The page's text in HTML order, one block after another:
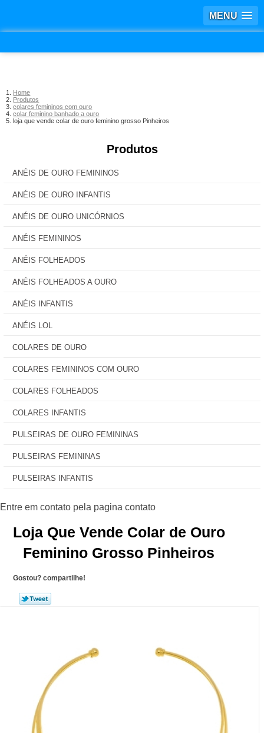
MENU
Home
Produtos
colares femininos com ouro
colar feminino banhado a ouro
loja que vende colar de ouro feminino grosso Pinheiros
Produtos
ANÉIS DE OURO FEMININOS
ANÉIS DE OURO INFANTIS
ANÉIS DE OURO UNICÓRNIOS
ANÉIS FEMININOS
ANÉIS FOLHEADOS
ANÉIS FOLHEADOS A OURO
ANÉIS INFANTIS
ANÉIS LOL
COLARES DE OURO
COLARES FEMININOS COM OURO
COLARES FOLHEADOS
COLARES INFANTIS
PULSEIRAS DE OURO FEMININAS
PULSEIRAS FEMININAS
PULSEIRAS INFANTIS
Loja Que Vende Colar de Ouro
Feminino Grosso Pinheiros
Gostou? compartilhe!